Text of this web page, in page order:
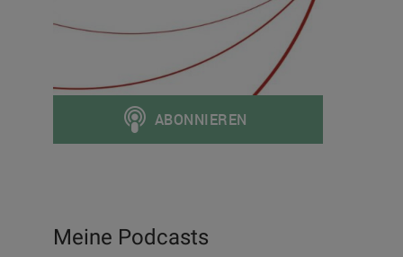
Meine Podcasts